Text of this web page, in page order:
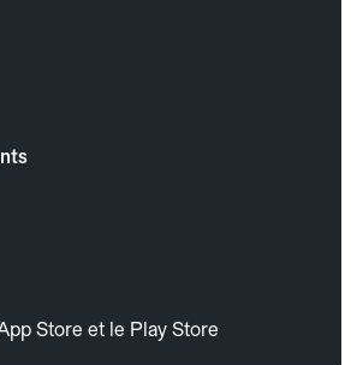
Store et le Play Store